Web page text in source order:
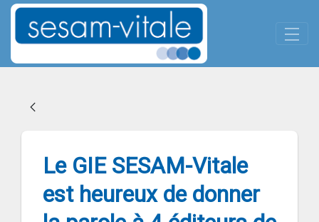
Skip to Main Content
Le GIE SESAM-Vitale est
Le GIE SESAM-Vitale
est heureux de donner
Panneau de gestion des cookies